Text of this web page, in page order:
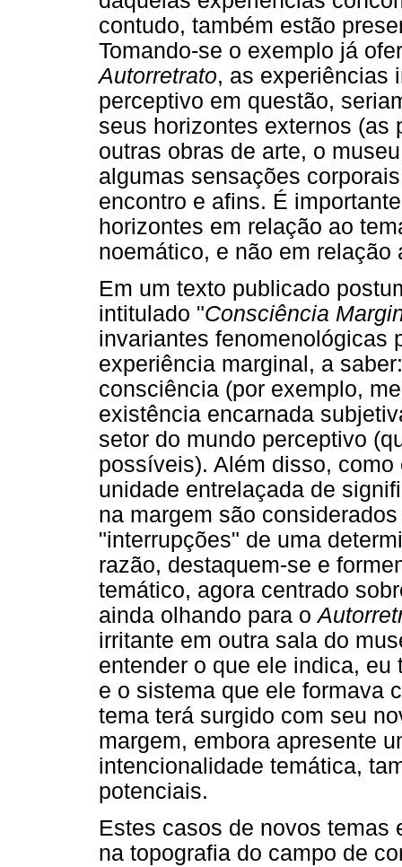
contudo, também estão
Tomando-se o exemplo já
Autorretrato, as experiências
perceptivo em questão,
seus horizontes externos (as
outras obras de arte, o
algumas sensações
encontro e afins. É
horizontes em relação ao
noemático, e não em relação
Em um texto publicado
intitulado "Consciência
invariantes fenomenológicas
experiência marginal, a
consciência (por exemplo,
existência encarnada
setor do mundo perceptivo
possíveis). Além disso,
unidade entrelaçada de
na margem são
"interrupções" de uma
razão, destaquem-se e
temático, agora centrado
ainda olhando para o
irritante em outra sala do
entender o que ele indica,
e o sistema que ele formava
tema terá surgido com seu
margem, embora apresente
intencionalidade temática,
potenciais.
Estes casos de novos temas
na topografia do campo de